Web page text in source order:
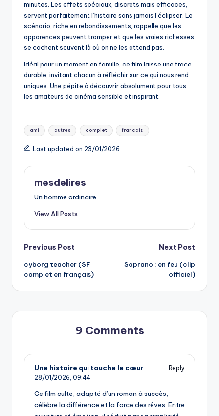
minutes. Les effets spéciaux, discrets mais efficaces,
servent parfaitement l’histoire sans jamais l’éclipser. Le
scénario, riche en rebondissements, rappelle que les
apparences peuvent tromper et que les vraies richesses
se cachent souvent là où on ne les attend pas.
Idéal pour un moment en famille, ce film laisse une trace
durable, invitant chacun à réfléchir sur ce qui nous rend
uniques. Une pépite à découvrir absolument pour tous
les amateurs de cinéma sensible et inspirant.
Tags:
ami autres complet francais
Last updated on 23/01/2026
mesdelires
Un homme ordinaire
View All Posts
Post
navigation
Previous Post
cyborg teacher (SF
complet en français)
Next Post
Soprano : en feu (clip
officiel)
9 Comments
Une histoire qui touche le cœur
Reply
28/01/2026, 09:44
Ce film culte, adapté d’un roman à succès,
célèbre la différence et la force des rêves. Entre